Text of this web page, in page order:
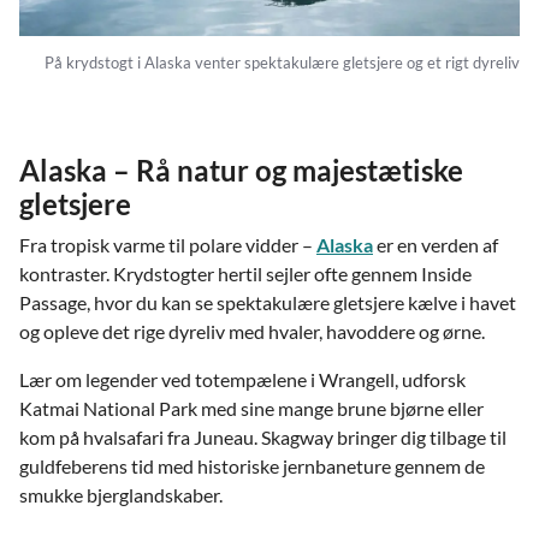
På krydstogt i Alaska venter spektakulære gletsjere og et rigt dyreliv
Alaska – Rå natur og majestætiske
gletsjere
Fra tropisk varme til polare vidder – Alaskaer en verden af
kontraster. Krydstogter hertil sejler ofte gennem Inside
Passage, hvor du kan se spektakulære gletsjere kælve i havet
og opleve det rige dyreliv med hvaler, havoddere og ørne.
Lær om legender ved totempælene i Wrangell, udforsk
Katmai National Park med sine mange brune bjørne eller
kom på hvalsafari fra Juneau. Skagway bringer dig tilbage til
guldfeberens tid med historiske jernbaneture gennem de
smukke bjerglandskaber.